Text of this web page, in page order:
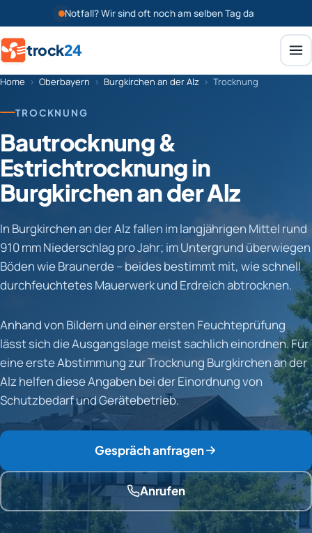
Notfall? Wir sind oft noch am selben Tag da
trock24
Home › Oberbayern › Burgkirchen an der Alz › Trocknung
TROCKNUNG
Bautrocknung &
Estrichtrocknung in
Burgkirchen an der Alz
In Burgkirchen an der Alz fallen im langjährigen Mittel rund
910 mm Niederschlag pro Jahr; im Untergrund überwiegen
Böden wie Braunerde – beides bestimmt mit, wie schnell
durchfeuchtetes Mauerwerk und Erdreich abtrocknen.
Anhand von Bildern und einer ersten Feuchteprüfung
lässt sich die Ausgangslage meist sachlich einordnen. Für
eine erste Abstimmung zur Trocknung Burgkirchen an der
Alz helfen diese Angaben bei der Einordnung von
Schutzbedarf und Gerätebetrieb.
Gespräch anfragen
Anrufen